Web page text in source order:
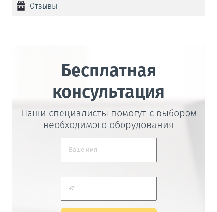
Отзывы
Бесплатная
консультация
Наши специалисты помогут с выбором
необходимого оборудования